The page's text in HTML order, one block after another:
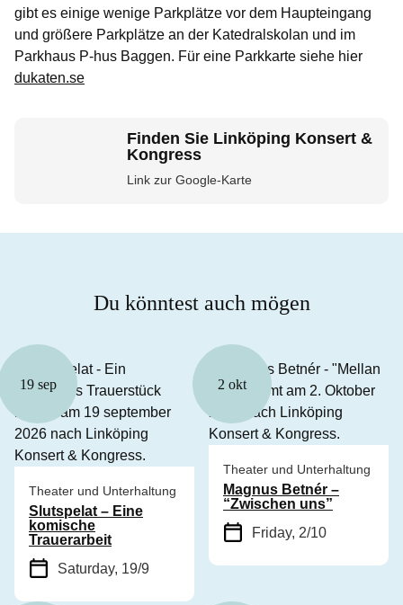
gibt es einige wenige Parkplätze vor dem Haupteingang
und größere Parkplätze an der Katedralskolan und im
Parkhaus P-hus Baggen. Für eine Parkkarte siehe hier
dukaten.se
Finden Sie Linköping Konsert &
Kongress
Link zur Google-Karte
Du könntest auch mögen
19 sep
Theater und Unterhaltung
Slutspelat – Eine
komische
Trauerarbeit
Saturday, 19/9
2 okt
Theater und Unterhaltung
Magnus Betnér –
“Zwischen uns”
Friday, 2/10